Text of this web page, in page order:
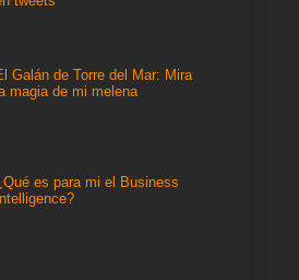
Galán de Torre del Mar: Mira
magia de mi melena
es para mi el Business
Intelligence?